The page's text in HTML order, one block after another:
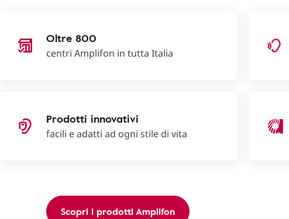
Oltre 800
centri Amplifon in tutta Italia
Prodotti innovativi
facili e adatti ad ogni stile di vita
Scopri i prodotti Amplifon